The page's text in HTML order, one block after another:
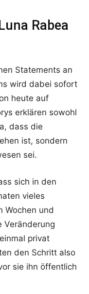
Rabea
Statements an
wird dabei sofort
heute auf
erklären sowohl
dass die
ist, sondern
sei.
sich in den
vieles
Wochen und
Veränderung
privat
den Schritt also
sie ihn öffentlich